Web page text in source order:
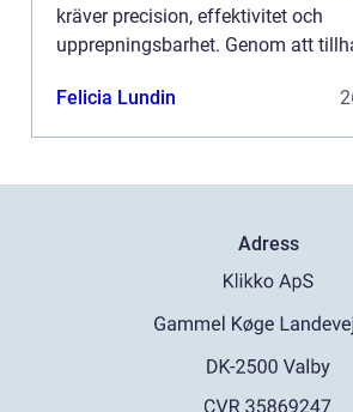
kräver precision, effektivitet och
upprepningsbarhet. Genom att
Felicia Lundin
Adress